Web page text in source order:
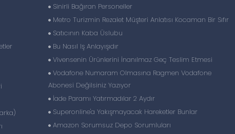
Sinirli Bağıran Personeller
Metro Turizmin Rezalet Müşteri Anlatısı Kocaman Bir Sıfır
Satıcının Kaba Üslubu
Bu Nasıl Iş Anlayışıdır
Vivensenin Ürünlerini İnanılmaz Geç Teslim Etmesi
Vodafone Numaram Olmasına Ragmen Vodafone
Abonesi Değilsiniz Yazıyor
İade Paramı Yatırmadılar 2 Aydır
Superonline'a Yakışmayacak Hareketler Bunlar
Amazon Sorumsuz Depo Sorumluları